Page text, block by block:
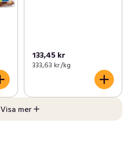
133,45 kr
333,63 kr /kg
Visa mer